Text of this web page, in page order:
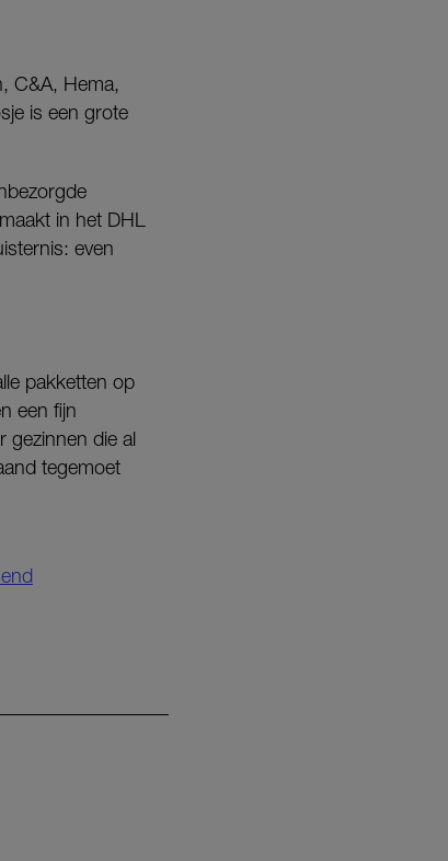
C&A, Hema,
is een grote
in het DHL
even
pakketten op
een fijn
gezinnen die al
tegemoet